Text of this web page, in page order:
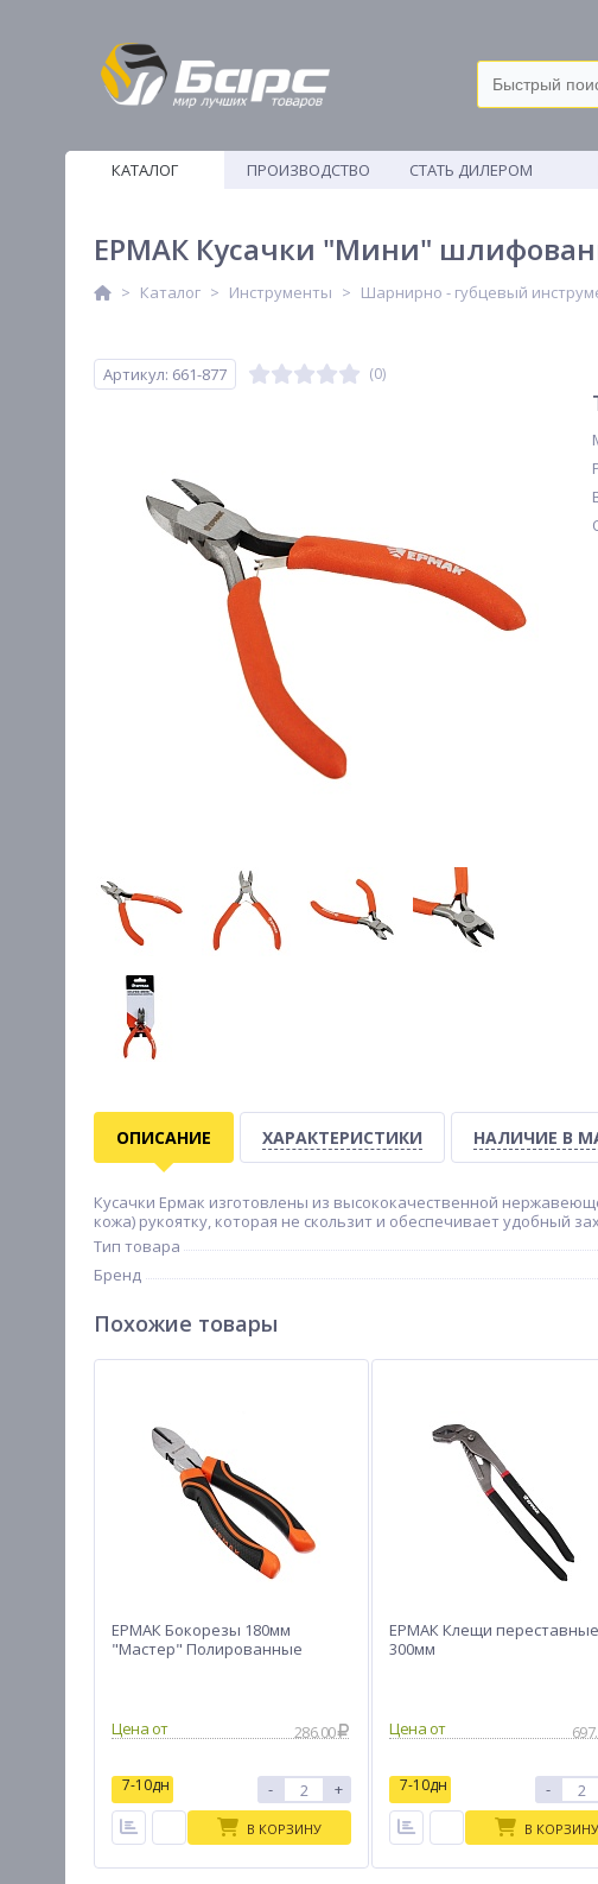
КАТАЛОГ
ПРОИЗВОДСТВО
СТАТЬ ДИЛЕРОМ
ЕРМАК Кусачки "Мини"
Каталог Инструменты Шарнирно - губцевый
Артикул: 661-877 (0)
ОПИСАНИЕ ХАРАКТЕРИСТИКИ НАЛИЧИЕ В
Кусачки Ермак изготовлены из высококачественной
кожа) рукоятку, которая не скользит и обеспечивает удобный
Тип товара
Бренд
Похожие товары
ЕРМАК Бокорезы 180мм
"Мастер" Полированные
Цена от 286.00
7-10дн - +
В КОРЗИНУ
ЕРМАК Клещи переставные
300мм
Цена от
7-10дн -
В КОРЗИНУ